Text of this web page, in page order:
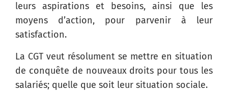
leurs aspirations et besoins, ainsi que les
moyens d’action, pour parvenir à leur
satisfaction.
La CGT veut résolument se mettre en situation
de conquête de nouveaux droits pour tous les
salariés; quelle que soit leur situation sociale.